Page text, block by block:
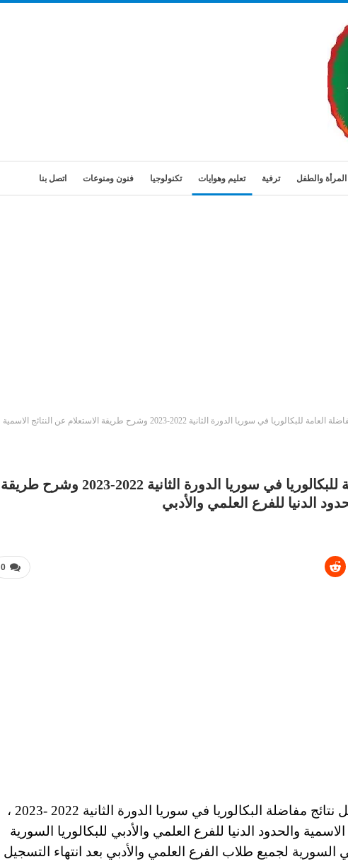
المرأة والطفل ترفية تعليم وهوايات تكنولوجيا فنون ومنوعات اتصل بنا
الدورة الثانية 2022-2023 وشرح طريقة الاستعلام عن النتائج الاسمية والحدود الدنيا للفرع العلمي والأدبي
شاهد جميع نتائج المفاضلة العامة للبكالوريا في سوريا الدورة الثانية 2022-2023 وشرح طريقة
الدنيا للفرع العلمي والأدبي
0
كشفت وزارة التعليم العالي تفاصيل نتائج مفاضلة البكالوريا في سوريا الدورة الثانية 2022 -2023 ،
والحدود الدنيا للفرع العلمي والأدبي للبكالوريا السورية
السورية لجميع طلاب الفرع العلمي والأدبي بعد انتهاء التسجيل